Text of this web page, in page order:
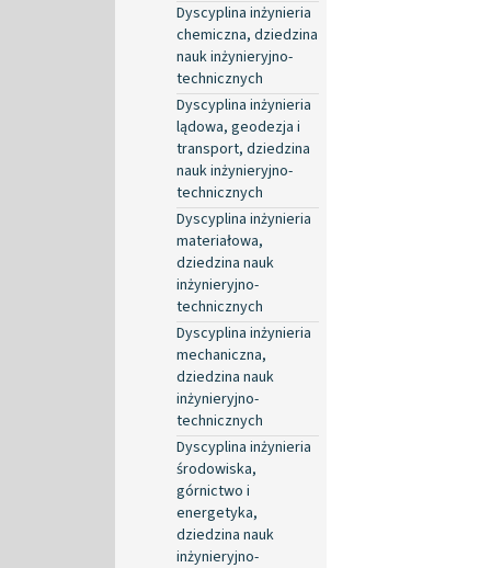
Dyscyplina inżynieria
chemiczna, dziedzina
nauk inżynieryjno-
technicznych
Dyscyplina inżynieria
lądowa, geodezja i
transport, dziedzina
nauk inżynieryjno-
technicznych
Dyscyplina inżynieria
materiałowa,
dziedzina nauk
inżynieryjno-
technicznych
Dyscyplina inżynieria
mechaniczna,
dziedzina nauk
inżynieryjno-
technicznych
Dyscyplina inżynieria
środowiska,
górnictwo i
energetyka,
dziedzina nauk
inżynieryjno-